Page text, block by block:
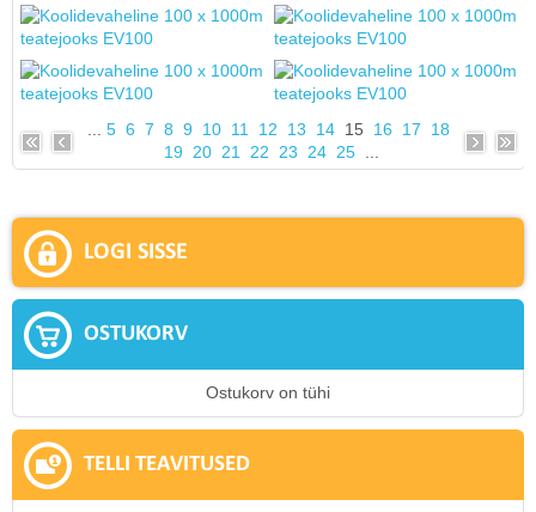
...5 6 7 8 9 10 11 12 13 14 15 16 17
18
19
20 21 22 23 24 25...
LOGI SISSE
OSTUKORV
Ostukorv on tühi
TELLI TEAVITUSED